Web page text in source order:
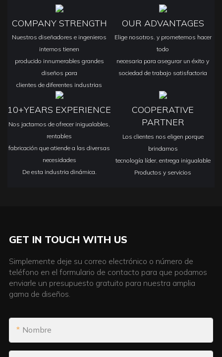
COMPANY STRENGTH
Nuestros diseñadores e ingenieros
internos tienen
producido innumerables grandes
diseños para
clientes de diferentes industrias
OUR ADVANTAGES
Elige nosotros. y prometemos hacer
todo
necesaria para asegurar un éxito y
sociedad de trabajo satisfactoria
10+YEARS EXPERIENCE
Nos jactamos de ofrecer inigualables,
rentables
fabricación que atiende a las diversas
necesidades
De esta industria dinámica.
COOPERATIVE
PARTNER
Los clientes nos eligen porque
brindamos
tecnología líder, entrega inigualable
Productos y servicios
GET IN TOUCH WITH US
Simplemente deje su correo electrónico o número de
teléfono en el formulario de contacto para que podamos
enviarle un presupuesto gratuito para nuestra amplia
gama de diseños.
Nombre